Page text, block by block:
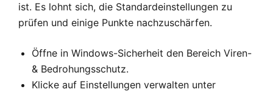
ist. Es lohnt sich, die Standardeinstellungen zu
prüfen und einige Punkte nachzuschärfen.
Öffne in Windows-Sicherheit den Bereich Viren-
& Bedrohungsschutz.
Klicke auf Einstellungen verwalten unter